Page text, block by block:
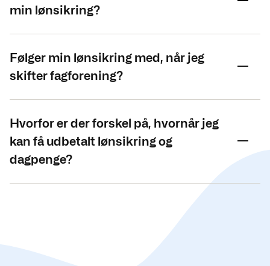
min lønsikring?
Følger min lønsikring med, når jeg
skifter fagforening?
Hvorfor er der forskel på, hvornår jeg
kan få udbetalt lønsikring og
dagpenge?